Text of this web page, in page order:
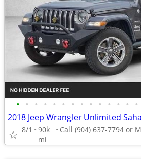
• • • • • • • • • • • • • •
8/1
90k
mi